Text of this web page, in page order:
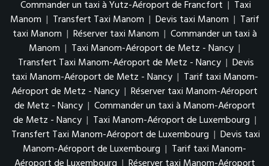
Commander un taxi à Yutz-Aéroport de Francfort | Taxi
Manom | Transfert Taxi Manom | Devis taxi Manom | Tarif
taxi Manom | Réserver taxi Manom | Commander un taxi à
Manom | Taxi Manom-Aéroport de Metz - Nancy |
Transfert Taxi Manom-Aéroport de Metz - Nancy | Devis
taxi Manom-Aéroport de Metz - Nancy | Tarif taxi Manom-
Aéroport de Metz - Nancy | Réserver taxi Manom-Aéroport
de Metz - Nancy | Commander un taxi à Manom-Aéroport
de Metz - Nancy | Taxi Manom-Aéroport de Luxembourg |
Transfert Taxi Manom-Aéroport de Luxembourg | Devis taxi
Manom-Aéroport de Luxembourg | Tarif taxi Manom-